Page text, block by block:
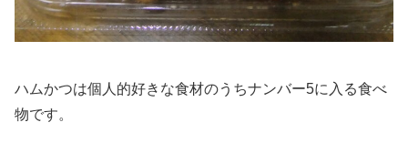
ハムかつは個人的好きな食材のうちナンバー5に入る食べ
物です。